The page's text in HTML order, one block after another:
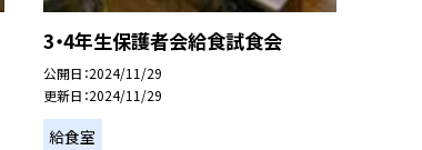
3・4年生保護者会給食試食会
公開日 2024/11/29
更新日 2024/11/29
給食室